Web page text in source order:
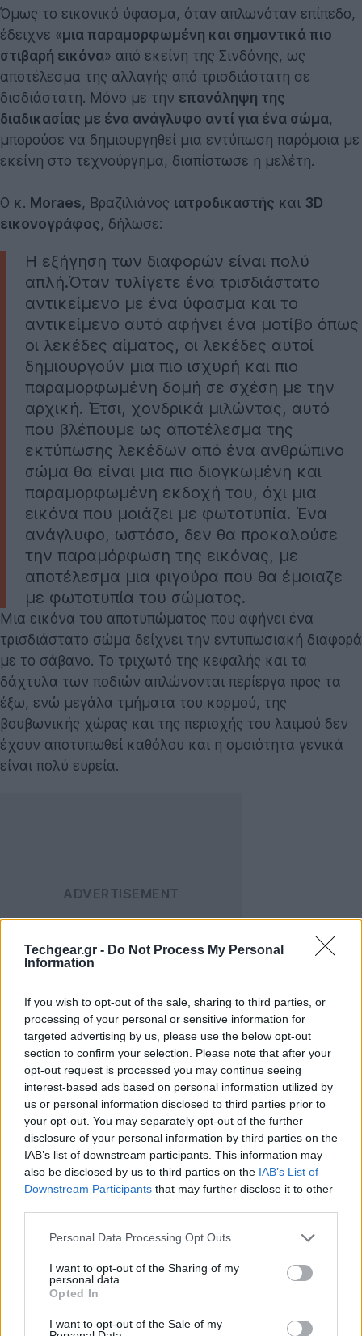
Techgear.gr - Do Not Process My Personal
Information
If you wish to opt-out of the sale, sharing to third parties, or
processing of your personal or sensitive information for
targeted advertising by us, please use the below opt-out
section to confirm your selection. Please note that after your
opt-out request is processed you may continue seeing
interest-based ads based on personal information utilized by
us or personal information disclosed to third parties prior to
your opt-out. You may separately opt-out of the further
disclosure of your personal information by third parties on the
IAB’s list of downstream participants. This information may
also be disclosed by us to third parties on the IAB’s List of
Downstream Participants that may further disclose it to other
Please note that this website/app uses one or more Google
not limited to your visit or usage behaviour. You may click to
grant or deny consent to Google and its third-party tags to
use your data for below specified purposes in below Google
consent section.
Personal Data Processing Opt Outs
I want to opt-out of the Sharing of my
personal data.
Opted In
I want to opt-out of the Sale of my
Όμως το εικονικό ύφασμα, όταν απλωνόταν επίπεδο,
έδειχνε «μια παραμορφωμένη και σημαντικά πιο
στιβαρή εικόνα» από εκείνη της Σινδόνης, ως
αποτέλεσμα της αλλαγής από τρισδιάστατη σε
δισδιάστατη. Μόνο με την επανάληψη της
διαδικασίας με ένα ανάγλυφο αντί για ένα σώμα,
μπορούσε να δημιουργηθεί μια εντύπωση παρόμοια με
εκείνη στο τεχνούργημα, διαπίστωσε η μελέτη.
Ο κ. Moraes, Βραζιλιάνος ιατροδικαστής και 3D
εικονογράφος, δήλωσε:
Η εξήγηση των διαφορών είναι πολύ
απλή.Όταν τυλίγετε ένα τρισδιάστατο
αντικείμενο με ένα ύφασμα και το
αντικείμενο αυτό αφήνει ένα μοτίβο όπως
οι λεκέδες αίματος, οι λεκέδες αυτοί
δημιουργούν μια πιο ισχυρή και πιο
παραμορφωμένη δομή σε σχέση με την
αρχική. Έτσι, χονδρικά μιλώντας, αυτό
που βλέπουμε ως αποτέλεσμα της
εκτύπωσης λεκέδων από ένα ανθρώπινο
σώμα θα είναι μια πιο διογκωμένη και
παραμορφωμένη εκδοχή του, όχι μια
εικόνα που μοιάζει με φωτοτυπία. Ένα
ανάγλυφο, ωστόσο, δεν θα προκαλούσε
την παραμόρφωση της εικόνας, με
αποτέλεσμα μια φιγούρα που θα έμοιαζε
με φωτοτυπία του σώματος.
Μια εικόνα του αποτυπώματος που αφήνει ένα
τρισδιάστατο σώμα δείχνει την εντυπωσιακή διαφορά
με το σάβανο. Το τριχωτό της κεφαλής και τα
δάχτυλα των ποδιών απλώνονται περίεργα προς τα
έξω, ενώ μεγάλα τμήματα του κορμού, της
βουβωνικής χώρας και της περιοχής του λαιμού δεν
έχουν αποτυπωθεί καθόλου και η ομοιότητα γενικά
είναι πολύ ευρεία.
Εν τω μεταξύ, η εικόνα του αποτυπώματος που
αφήνει ένα ρηχό ανάγλυφο προσφέρει μια καλή
αναπαράσταση της εικόνας από το σάβανο. Προς
εξήγηση, ο κ. Moraes ανέφερετο παράδειγμα της
μάσκας του Αγαμέμνονα , μιας χρυσής μάσκας
θανάτου που υποτίθεται ότι έχει χυτευθεί από το
πρόσωπο του αρχαίου Μυκηναίου βασιλιά. Φαίνεται
πολύ φαρδύ για ανθρώπινο πρόσωπο, αλλά ο κ.
Moraes δήλωσε ότι αυτό ήταν στην πραγματικότητα
μια φυσιολογική παραμόρφωση.
Εδώ και αιώνες, οι πιστοί συρρέουν στο Τορίνο για να
ύφασμα φέρει μια αμυδρή εικόνα του μπροστινού και
του πίσω μέρους ενός ανθρώπου, που πολλοί